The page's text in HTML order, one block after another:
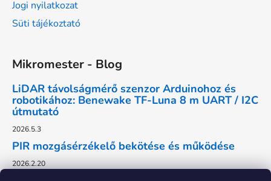
Jogi nyilatkozat
Süti tájékoztató
Mikromester - Blog
LiDAR távolságmérő szenzor Arduinohoz és
robotikához: Benewake TF-Luna 8 m UART / I2C
útmutató
2026.5.3
PIR mozgásérzékelő bekötése és működése
2026.2.20